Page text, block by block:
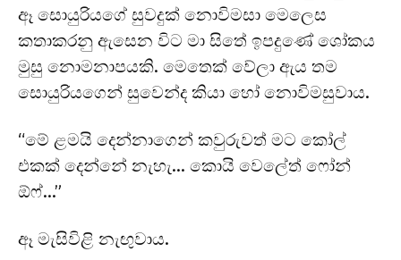
ඈ සොයුරියගේ සුවදුක් නොවිමසා මෙලෙස
කතාකරනු ඇසෙන විට මා සිතේ ඉපදුණේ ශෝකය
මුසු නොමනාපයකි. මෙතෙක් වේලා ඇය තම
සොයුරියගෙන් සුවෙන්ද කියා හෝ නොවිමසුවාය.
“මේ ළමයි දෙන්නාගෙන් කවුරුවත් මට කෝල්
එකක් දෙන්නේ නැහැ… කොයි වෙලේත් ෆෝන්
ඕෆ්…”
ඈ මැසිවිළි නැඟුවාය.